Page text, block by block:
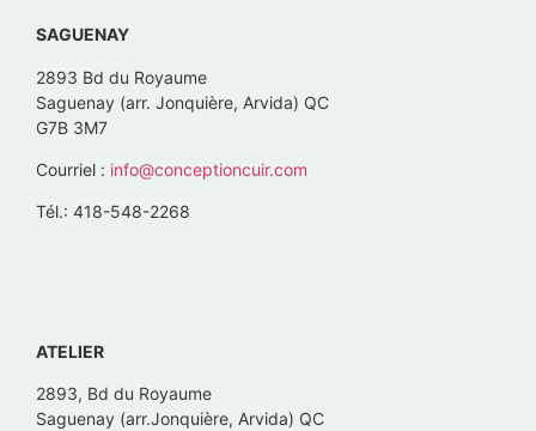
SAGUENAY
2893 Bd du Royaume
Saguenay (arr. Jonquière, Arvida) QC
G7B 3M7
Courriel : info@conceptioncuir.com
Tél.: 418-548-2268
ATELIER
2893, Bd du Royaume
Saguenay (arr.Jonquière, Arvida) QC